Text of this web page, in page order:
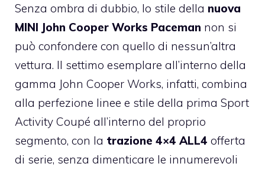
Senza ombra di dubbio, lo stile della nuova
MINI John Cooper Works Paceman non si
può confondere con quello di nessun’altra
vettura. Il settimo esemplare all’interno della
gamma John Cooper Works, infatti, combina
alla perfezione linee e stile della prima Sport
Activity Coupé all’interno del proprio
segmento, con la trazione 4×4 ALL4 offerta
di serie, senza dimenticare le innumerevoli